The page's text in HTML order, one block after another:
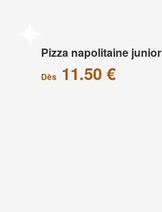
Pizza napolitaine junior
Dès11.50 €